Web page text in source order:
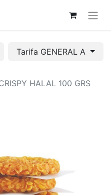
Tarifa GENERAL A
HALAL 100 GRS